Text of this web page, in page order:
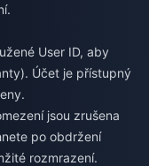
User ID, aby
Účet je přístupný
jsou zrušena
po obdržení
rozmrazení.